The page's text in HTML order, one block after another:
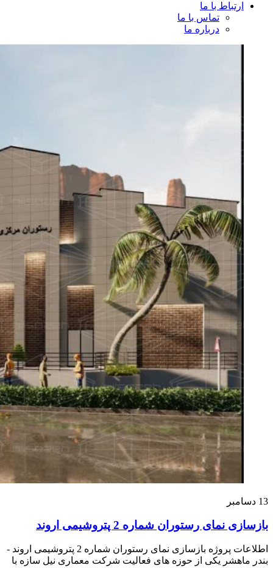
ارتباط با ما
تماس با ما
درباره ما
13 دسامبر
بازسازی نمای رستوران شماره 2 پتروشیمی اروند
اطلاعات پروژه بازسازی نمای رستوران شماره 2 پتروشیمی اروند -
بندر ماهشر یکی از حوزه‌ های فعالیت شرکت معماری نیل سازه با